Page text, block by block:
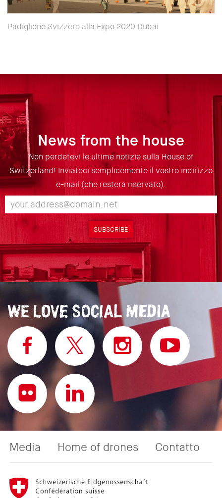
Padiglione Svizzero alla Expo 2020 Dubai
News from the house
Non perdetevi le ultime notizie sulla House of
Switzerland! Inviateci semplicemente il vostro indirizzo
e-mail (che resterà riservato).
SUBSCRIBE
Media Home of drones Contatto